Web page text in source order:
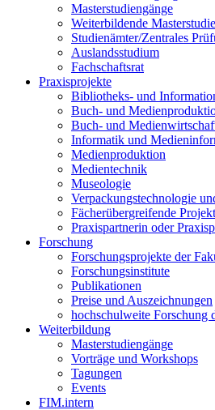
Masterstudiengänge
Weiterbildende
Studienämter/Zentrales
Auslandsstudium
Fachschaftsrat
Praxisprojekte
Bibliotheks- und
Buch- und
Buch- und
Informatik und
Medienproduktion
Medientechnik
Museologie
Verpackungstechnologie
Fächerübergreifende
Praxispartnerin oder
Forschung
Forschungsprojekte der
Forschungsinstitute
Publikationen
Preise und Auszeichnungen
hochschulweite
Weiterbildung
Masterstudiengänge
Vorträge und Workshops
Tagungen
Events
FIM.intern